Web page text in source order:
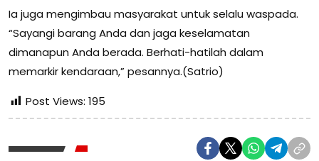
Ia juga mengimbau masyarakat untuk selalu waspada.
“Sayangi barang Anda dan jaga keselamatan
dimanapun Anda berada. Berhati-hatilah dalam
memarkir kendaraan,” pesannya.(Satrio)
Post Views: 195